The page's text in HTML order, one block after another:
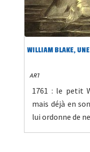
WILLIAM BLAKE,
ART
1761 : le petit
mais déjà en
lui ordonne de